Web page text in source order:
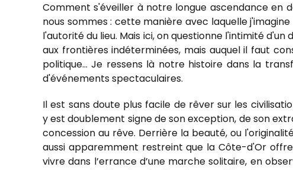
Comment s'éveiller à notre longue ascendance en
nous sommes : cette manière avec laquelle
l'autorité du lieu. Mais ici, on questionne l'intimité
aux frontières indéterminées, mais auquel il faut
politique... Je ressens là notre histoire dans la
d'événements spectaculaires.
Il est sans doute plus facile de rêver sur les
y est doublement signe de son exception, de son
concession au rêve. Derrière la beauté, ou
aussi apparemment restreint que la Côte-d'Or
vivre dans l’errance d’une marche solitaire, en